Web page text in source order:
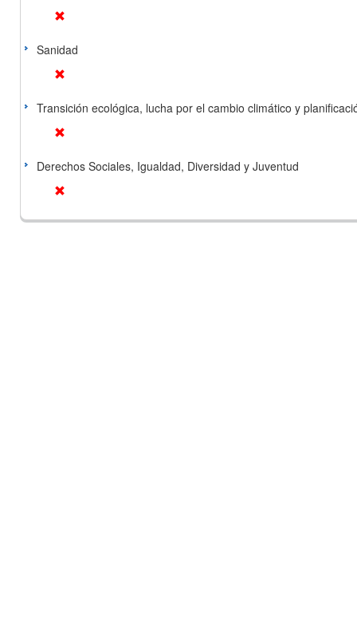
Sanidad
Transición ecológica, lucha por el cambio climático y
Derechos Sociales, Igualdad, Diversidad y Juventud